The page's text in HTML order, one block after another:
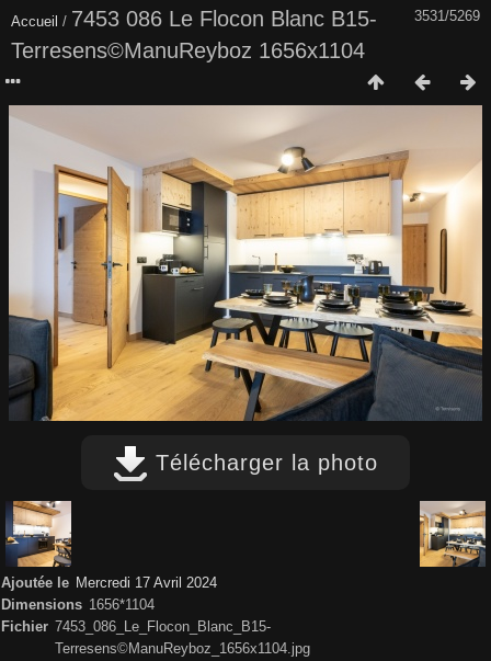
3531/5269
Accueil / 7453 086 Le Flocon Blanc B15-
Terresens©ManuReyboz 1656x1104
Télécharger la photo
Ajoutée le Mercredi 17 Avril 2024
Dimensions 1656*1104
Fichier 7453_086_Le_Flocon_Blanc_B15-
Terresens©ManuReyboz_1656x1104.jpg